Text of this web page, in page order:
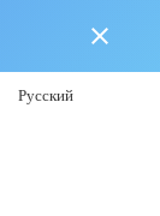
close
Русский